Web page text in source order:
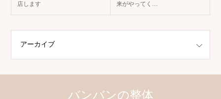
店します
来がやってく…
バンバンの整体